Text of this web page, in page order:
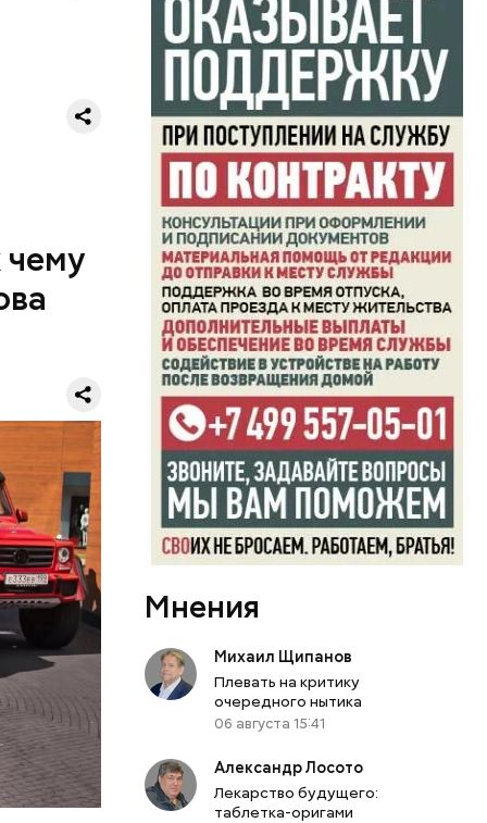
чему
блогера
о
крупном
сын
Мнения
Михаил Щипанов
Плевать на критику
очередного нытика
06 августа 15:41
Александр Лосото
Лекарство будущего:
таблетка-оригами